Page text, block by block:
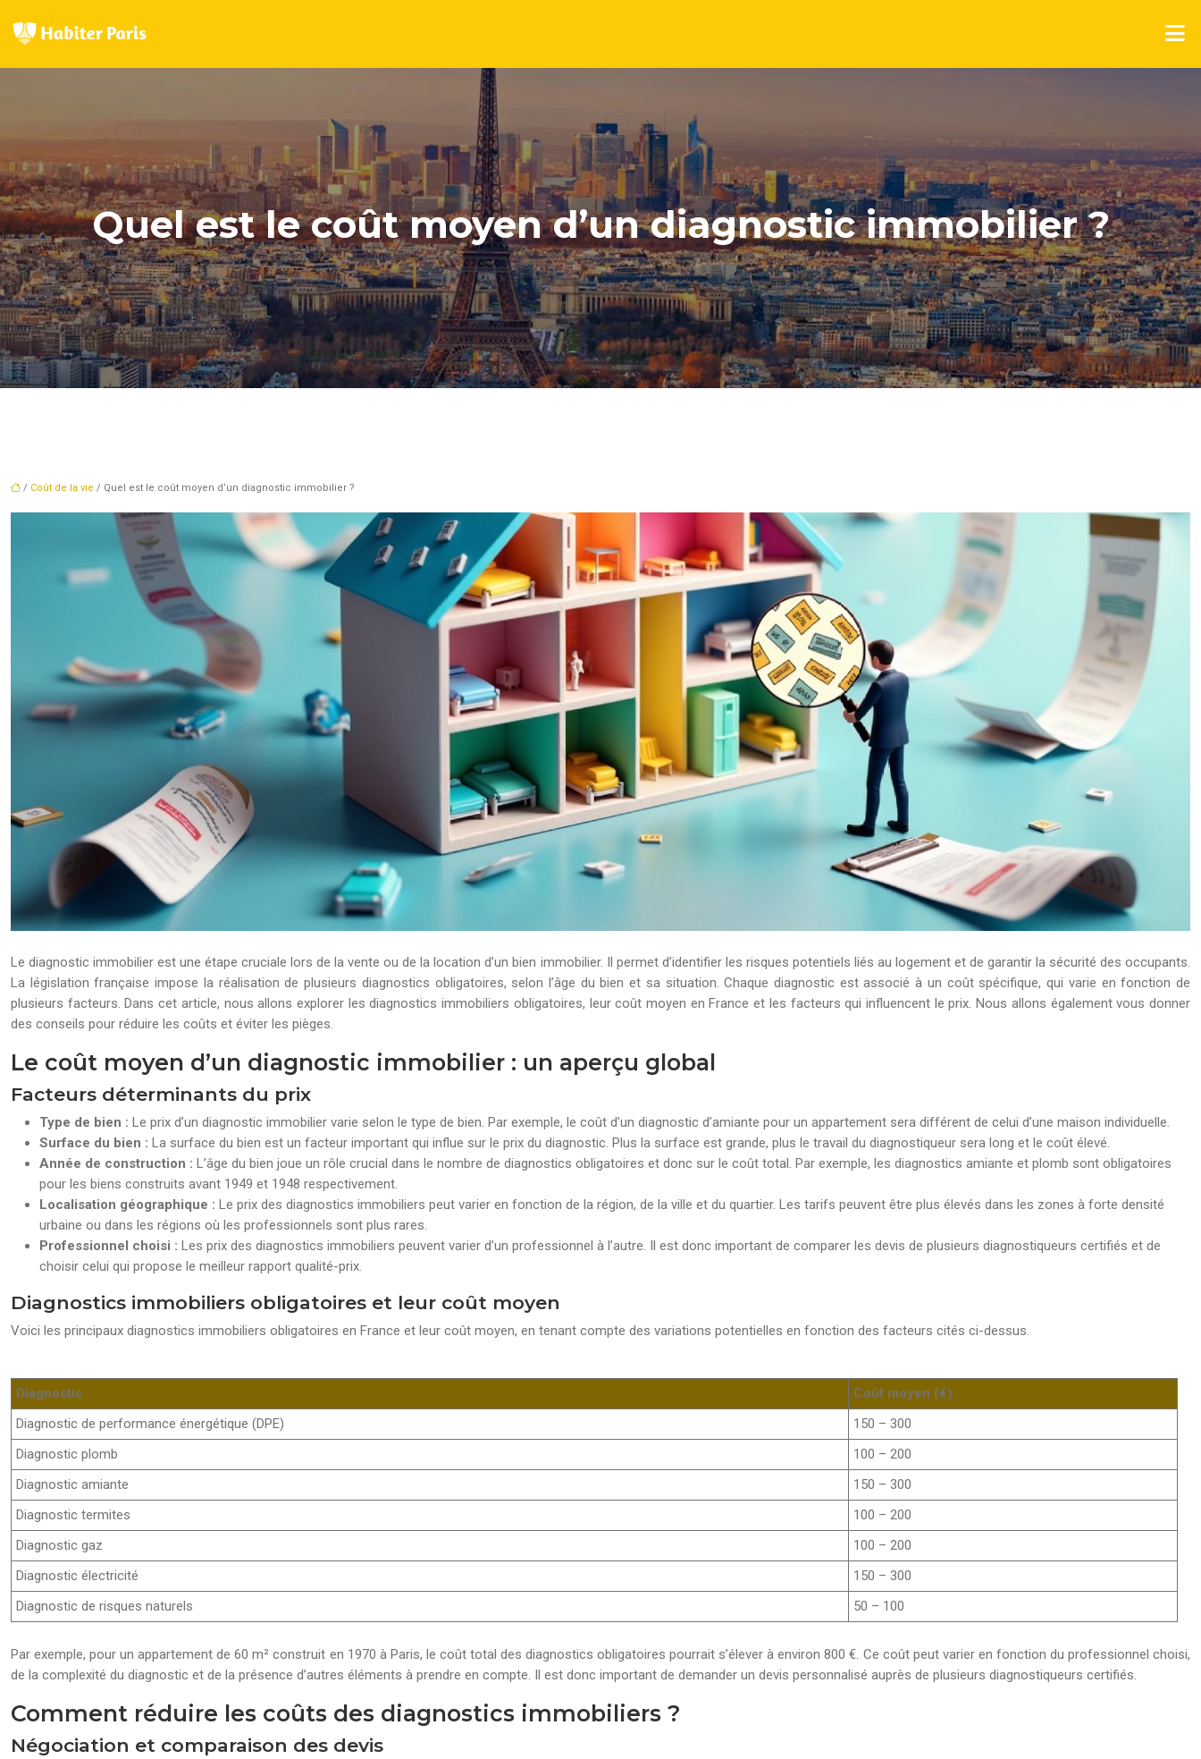
Quel est le coût moyen d’un diagnostic immobilier ?
/ Coût de la vie / Quel est le coût moyen d’un diagnostic immobilier ?
Le diagnostic immobilier est une étape cruciale lors de la vente ou de la location d’un bien immobilier. Il permet d’identifier les risques potentiels liés au logement et de garantir la sécurité des occupants.
La législation française impose la réalisation de plusieurs diagnostics obligatoires, selon l’âge du bien et sa situation. Chaque diagnostic est associé à un coût spécifique, qui varie en fonction de
plusieurs facteurs. Dans cet article, nous allons explorer les diagnostics immobiliers obligatoires, leur coût moyen en France et les facteurs qui influencent le prix. Nous allons également vous donner
des conseils pour réduire les coûts et éviter les pièges.
Le coût moyen d’un diagnostic immobilier : un aperçu global
Facteurs déterminants du prix
Type de bien : Le prix d’un diagnostic immobilier varie selon le type de bien. Par exemple, le coût d’un diagnostic d’amiante pour un appartement sera différent de celui d’une maison individuelle.
Surface du bien : La surface du bien est un facteur important qui influe sur le prix du diagnostic. Plus la surface est grande, plus le travail du diagnostiqueur sera long et le coût élevé.
Année de construction : L’âge du bien joue un rôle crucial dans le nombre de diagnostics obligatoires et donc sur le coût total. Par exemple, les diagnostics amiante et plomb sont obligatoires
pour les biens construits avant 1949 et 1948 respectivement.
Localisation géographique : Le prix des diagnostics immobiliers peut varier en fonction de la région, de la ville et du quartier. Les tarifs peuvent être plus élevés dans les zones à forte densité
urbaine ou dans les régions où les professionnels sont plus rares.
Professionnel choisi : Les prix des diagnostics immobiliers peuvent varier d’un professionnel à l’autre. Il est donc important de comparer les devis de plusieurs diagnostiqueurs certifiés et de
choisir celui qui propose le meilleur rapport qualité-prix.
Diagnostics immobiliers obligatoires et leur coût moyen
Voici les principaux diagnostics immobiliers obligatoires en France et leur coût moyen, en tenant compte des variations potentielles en fonction des facteurs cités ci-dessus.
Diagnostic
Coût moyen (€)
Diagnostic de performance énergétique (DPE)
150 – 300
Diagnostic plomb
100 – 200
Diagnostic amiante
150 – 300
Diagnostic termites
100 – 200
Diagnostic gaz
100 – 200
Diagnostic électricité
150 – 300
Diagnostic de risques naturels
50 – 100
Par exemple, pour un appartement de 60 m² construit en 1970 à Paris, le coût total des diagnostics obligatoires pourrait s’élever à environ 800 €. Ce coût peut varier en fonction du professionnel choisi,
de la complexité du diagnostic et de la présence d’autres éléments à prendre en compte. Il est donc important de demander un devis personnalisé auprès de plusieurs diagnostiqueurs certifiés.
Comment réduire les coûts des diagnostics immobiliers ?
Négociation et comparaison des devis